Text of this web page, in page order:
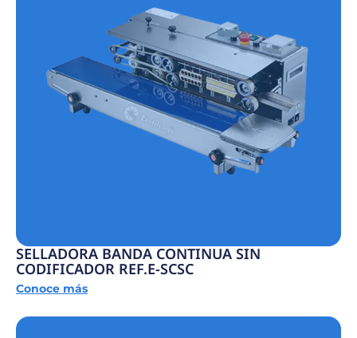
SELLADORA BANDA CONTINUA SIN
CODIFICADOR REF.E-SCSC
Conoce más